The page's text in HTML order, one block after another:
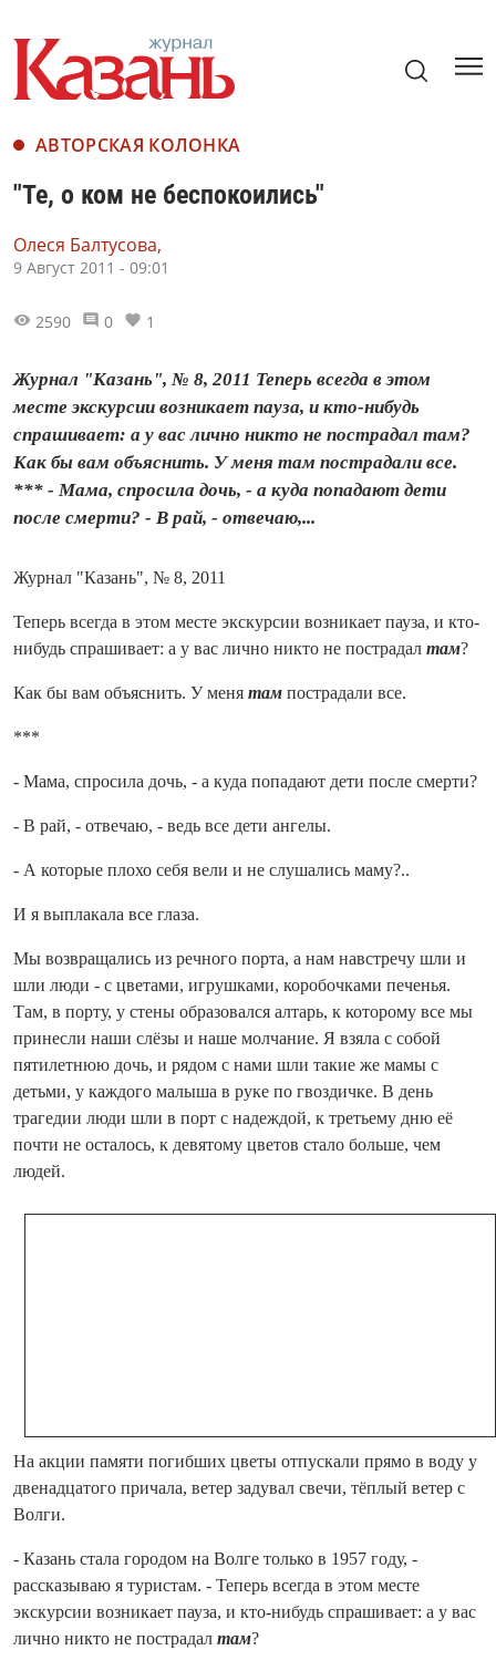
АВТОРСКАЯ КОЛОНКА
"Те, о ком не беспокоились"
Олеся Балтусова,
9 Август 2011 - 09:01
2590 0 1
Журнал "Казань", № 8, 2011 Теперь всегда в этом
месте экскурсии возникает пауза, и кто-нибудь
спрашивает: а у вас лично никто не пострадал там?
Как бы вам объяснить. У меня там пострадали все.
*** - Мама, спросила дочь, - а куда попадают дети
после смерти? - В рай, - отвечаю,...
Журнал "Казань", № 8, 2011
Теперь всегда в этом месте экскурсии возникает пауза, и кто-
нибудь спрашивает: а у вас лично никто не пострадал там?
Как бы вам объяснить. У меня там пострадали все.
***
- Мама, спросила дочь, - а куда попадают дети после смерти?
- В рай, - отвечаю, - ведь все дети ангелы.
- А которые плохо себя вели и не слушались маму?..
И я выплакала все глаза.
Мы возвращались из речного порта, а нам навстречу шли и
шли люди - с цветами, игрушками, коробочками печенья.
Там, в порту, у стены образовался алтарь, к которому все мы
принесли наши слёзы и наше молчание. Я взяла с собой
пятилетнюю дочь, и рядом с нами шли такие же мамы с
детьми, у каждого малыша в руке по гвоздичке. В день
трагедии люди шли в порт с надеждой, к третьему дню её
почти не осталось, к девятому цветов стало больше, чем
людей.
На акции памяти погибших цветы отпускали прямо в воду у
двенадцатого причала, ветер задувал свечи, тёплый ветер с
Волги.
- Казань стала городом на Волге только в 1957 году, -
рассказываю я туристам. - Теперь всегда в этом месте
экскурсии возникает пауза, и кто-нибудь спрашивает: а у вас
лично никто не пострадал там?